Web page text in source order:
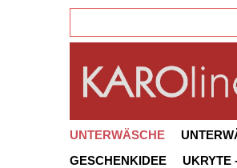
UNTERWÄSCHE
GESCHENKIDEE
UKRYTE